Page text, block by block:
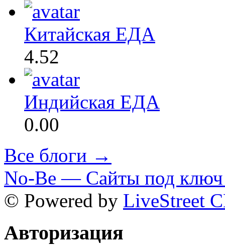
Китайская ЕДА
4.52
Индийская ЕДА
0.00
Все блоги →
No-Be — Сайты под ключ
© Powered by LiveStreet
Авторизация